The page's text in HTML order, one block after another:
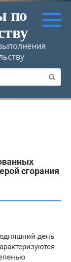
по
сгорания
день